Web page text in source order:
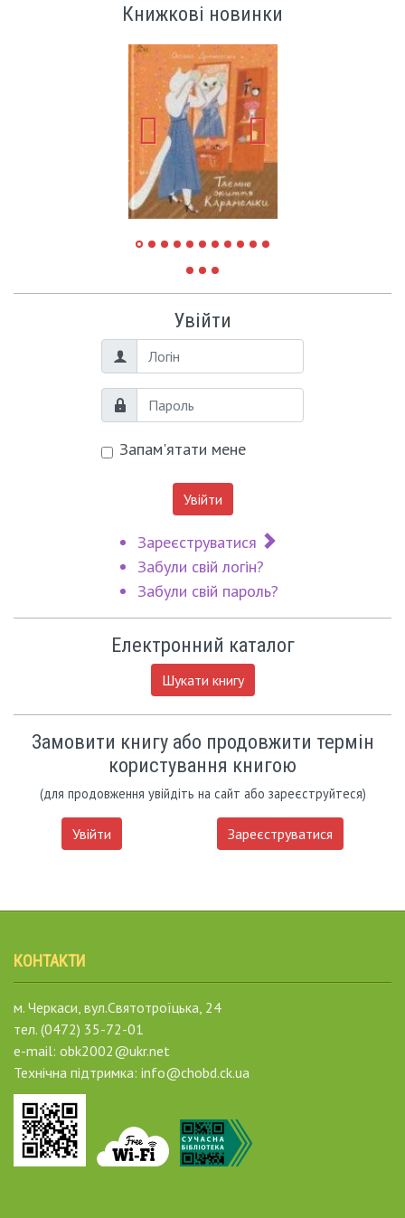
Книжкові новинки
Увійти
Логін
Пароль
Запам'ятати мене
Увійти
Зареєструватися
Забули свій логін?
Забули свій пароль?
Електронний каталог
Шукати книгу
Замовити книгу або продовжити термін
користування книгою
(для продовження увійдіть на сайт або зареєструйтеся)
Увійти Зареєструватися
КОНТАКТИ
м. Черкаси, вул.Святотроїцька, 24
тел. (0472) 35-72-01
e-mail: obk2002@ukr.net
Технічна підтримка: info@chobd.ck.ua